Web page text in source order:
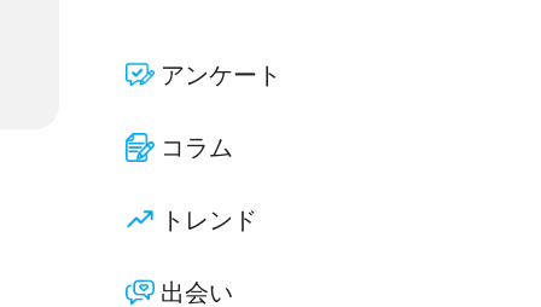
アンケート
コラム
トレンド
出会い